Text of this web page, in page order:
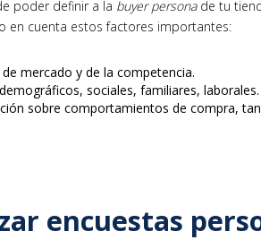
poder definir a la buyer personade tu
en cuenta estos factores importantes:
mercado y de la competencia.
sociales, familiares, laborales.
sobre comportamientos de compra,
encuestas